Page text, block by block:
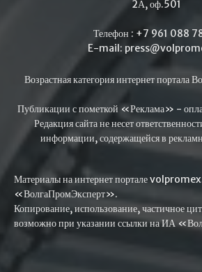
2А, оф.501
Телефон : +7 961 088
E-mail:
Возрастная категория интернет портала
Публикации с пометкой «Реклама» -
Редакция сайта не несет
информации, содержащейся в
Материалы на интернет портале
«ВолгаПромЭксперт».
Копирование, использование, частичное
возможно при указании ссылки на ИА